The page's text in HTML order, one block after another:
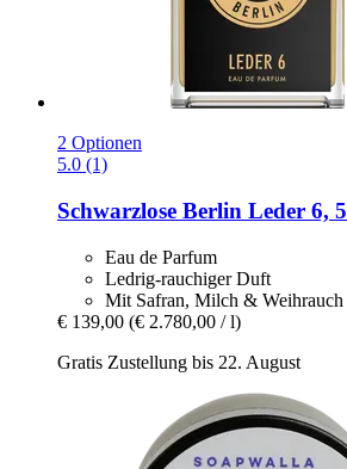
2 Optionen
5.0 (1)
Schwarzlose Berlin Leder 6,
Eau de Parfum
Ledrig-rauchiger Duft
Mit Safran, Milch & Weihrauch
€ 139,00 (€ 2.780,00 / l)
Gratis Zustellung bis 22. August